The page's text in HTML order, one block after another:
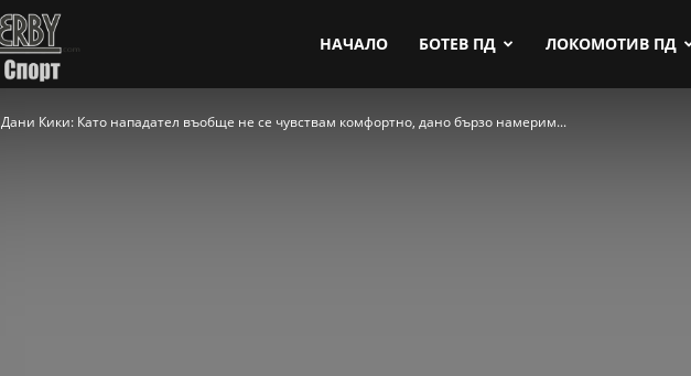
НАЧАЛО БОТЕВ ПД ЛОКОМОТИВ ПД
Дани Кики: Като нападател въобще не се чувствам комфортно, дано бързо намерим...